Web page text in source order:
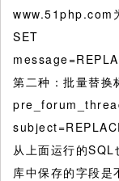
www.51php.com
SET
第二种：批量替换
从上面运行的SQL
库中保存的字段是